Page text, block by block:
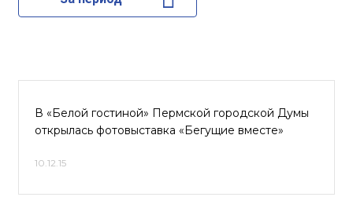
В «Белой гостиной» Пермской городской Думы
открылась фотовыставка «Бегущие вместе»
10.12.15